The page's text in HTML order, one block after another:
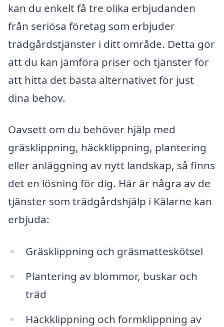
kan du enkelt få tre olika erbjudanden
från seriösa företag som erbjuder
trädgårdstjänster i ditt område. Detta gör
att du kan jämföra priser och tjänster för
att hitta det bästa alternativet för just
dina behov.
Oavsett om du behöver hjälp med
gräsklippning, häckklippning, plantering
eller anläggning av nytt landskap, så finns
det en lösning för dig. Här är några av de
tjänster som trädgårdshjälp i Kälarne kan
erbjuda:
Gräsklippning och gräsmatteskötsel
Plantering av blommor, buskar och
träd
Häckklippning och formklippning av